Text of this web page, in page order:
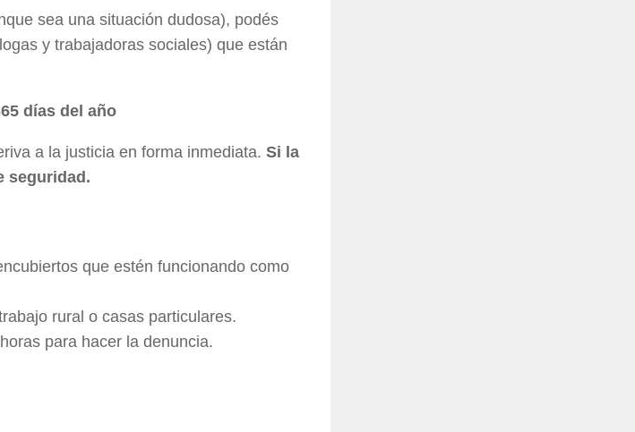
sea una situación dudosa), podés
y trabajadoras sociales) que están
días del año
a la justicia en forma inmediata. Si la
seguridad.
que estén funcionando como
rural o casas particulares.
para hacer la denuncia.